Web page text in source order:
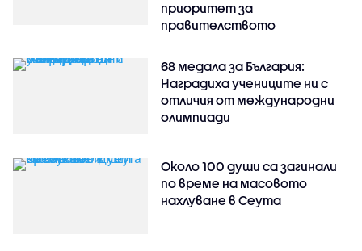
приоритет за
правителството
68 медала за България:
Наградиха учениците ни с
отличия от международни
олимпиади
Около 100 души са загинали
по време на масовото
нахлуване в Сеута